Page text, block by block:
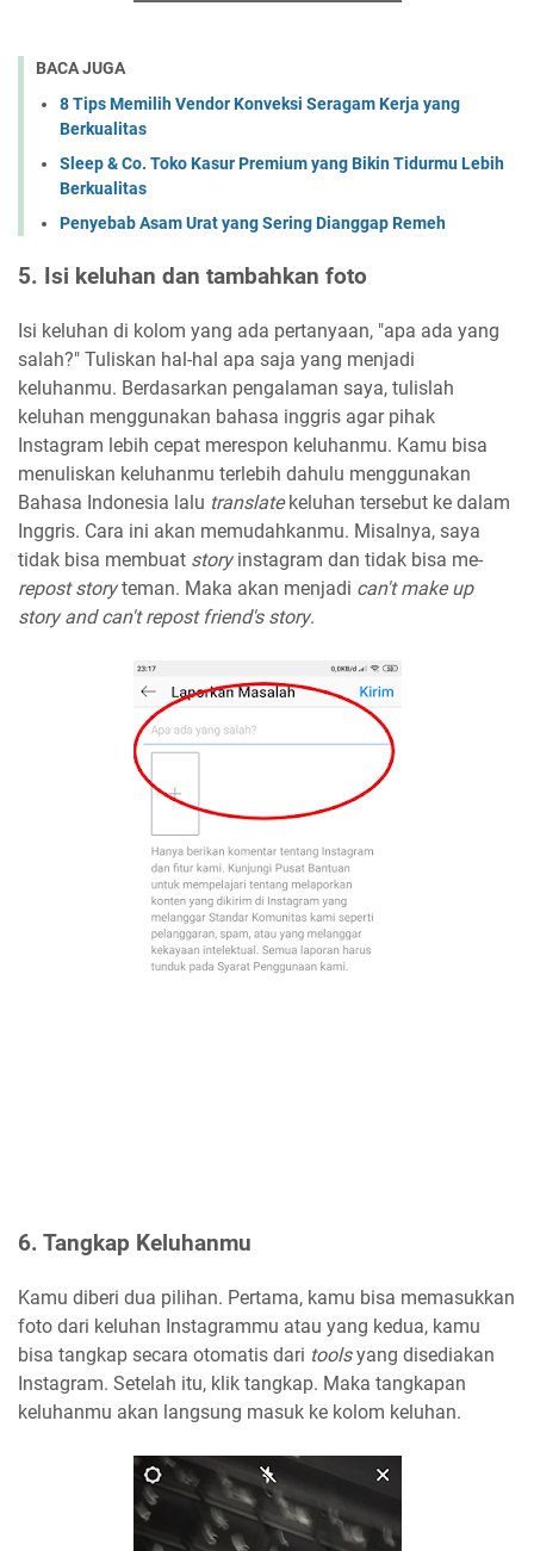
BACA JUGA
8 Tips Memilih Vendor Konveksi Seragam Kerja yang
Berkualitas
Sleep & Co. Toko Kasur Premium yang Bikin Tidurmu Lebih
Berkualitas
Penyebab Asam Urat yang Sering Dianggap Remeh
5. Isi keluhan dan tambahkan foto
Isi keluhan di kolom yang ada pertanyaan, "apa ada yang
salah?" Tuliskan hal-hal apa saja yang menjadi
keluhanmu. Berdasarkan pengalaman saya, tulislah
keluhan menggunakan bahasa inggris agar pihak
Instagram lebih cepat merespon keluhanmu. Kamu bisa
menuliskan keluhanmu terlebih dahulu menggunakan
Bahasa Indonesia lalu translatekeluhan tersebut ke dalam
Inggris. Cara ini akan memudahkanmu. Misalnya, saya
tidak bisa membuat storyinstagram dan tidak bisa me-
repost storyteman. Maka akan menjadi can't make up
story and can't repost friend's story.
6. Tangkap Keluhanmu
Kamu diberi dua pilihan. Pertama, kamu bisa memasukkan
foto dari keluhan Instagrammu atau yang kedua, kamu
bisa tangkap secara otomatis dari toolsyang disediakan
Instagram. Setelah itu, klik tangkap. Maka tangkapan
keluhanmu akan langsung masuk ke kolom keluhan.